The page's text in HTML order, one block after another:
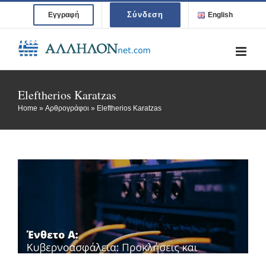
content
Εγγραφή Σύνδεση English
Eleftherios Karatzas
Home » Αρθρογράφοι » Eleftherios Karatzas